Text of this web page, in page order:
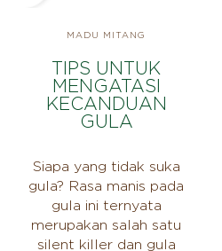
MADU MITANG
TIPS UNTUK
MENGATASI
KECANDUAN
GULA
Siapa yang tidak suka
gula? Rasa manis pada
gula ini ternyata
merupakan salah satu
silent killer dan gula